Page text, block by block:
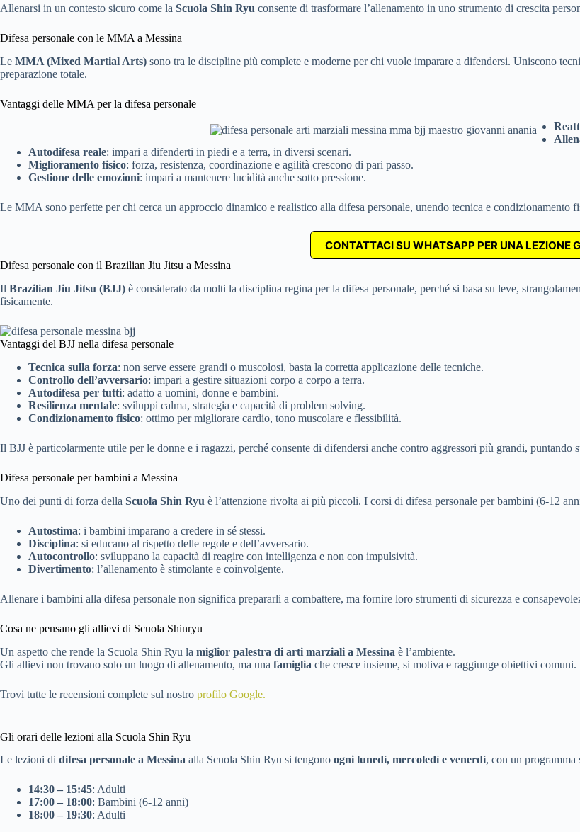
Allenarsi in un contesto sicuro come la Scuola Shin Ryu consente di trasformare l’allenamento in uno strumento di crescita
Difesa personale con le MMA a Messina
Le MMA (Mixed Martial Arts) sono tra le discipline più complete e moderne per chi vuole imparare a difendersi. Uniscono
preparazione totale.
Vantaggi delle MMA per la difesa personale
Autodifesa reale: impari a difenderti in piedi e a terra, in diversi scenari.
Miglioramento fisico: forza, resistenza, coordinazione e agilità crescono di pari passo.
Gestione delle emozioni: impari a mantenere lucidità anche sotto pressione.
Le MMA sono perfette per chi cerca un approccio dinamico e realistico alla difesa personale, unendo tecnica e condizionamento
CONTATTACI SU WHATSAPP PER UNA LEZIONE
Difesa personale con il Brazilian Jiu Jitsu a Messina
Il Brazilian Jiu Jitsu (BJJ) è considerato da molti la disciplina regina per la difesa personale, perché si basa su leve,
fisicamente.
Vantaggi del BJJ nella difesa personale
Tecnica sulla forza: non serve essere grandi o muscolosi, basta la corretta applicazione delle tecniche.
Controllo dell’avversario: impari a gestire situazioni corpo a corpo a terra.
Autodifesa per tutti: adatto a uomini, donne e bambini.
Resilienza mentale: sviluppi calma, strategia e capacità di problem solving.
Condizionamento fisico: ottimo per migliorare cardio, tono muscolare e flessibilità.
Il BJJ è particolarmente utile per le donne e i ragazzi, perché consente di difendersi anche contro aggressori più grandi, puntando
Difesa personale per bambini a Messina
Uno dei punti di forza della Scuola Shin Ryu è l’attenzione rivolta ai più piccoli. I corsi di difesa personale per bambini (6-12
Autostima: i bambini imparano a credere in sé stessi.
Disciplina: si educano al rispetto delle regole e dell’avversario.
Autocontrollo: sviluppano la capacità di reagire con intelligenza e non con impulsività.
Divertimento: l’allenamento è stimolante e coinvolgente.
Allenare i bambini alla difesa personale non significa prepararli a combattere, ma fornire loro strumenti di sicurezza e
Cosa ne pensano gli allievi di Scuola Shinryu
Un aspetto che rende la Scuola Shin Ryu la miglior palestra di arti marziali a Messina è l’ambiente.
Gli allievi non trovano solo un luogo di allenamento, ma una famiglia che cresce insieme, si motiva e raggiunge obiettivi comuni.
Trovi tutte le recensioni complete sul nostro profilo Google.
Gli orari delle lezioni alla Scuola Shin Ryu
Le lezioni di difesa personale a Messina alla Scuola Shin Ryu si tengono ogni lunedì, mercoledì e venerdì, con un programma
14:30 – 15:45: Adulti
17:00 – 18:00: Bambini (6-12 anni)
18:00 – 19:30: Adulti